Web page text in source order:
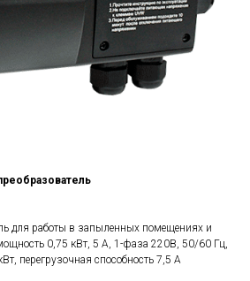
для работы в запыленных помещениях и
0,75 кВт, 5 А, 1-фаза 220В, 50/60 Гц,
перегрузочная способность 7,5 А